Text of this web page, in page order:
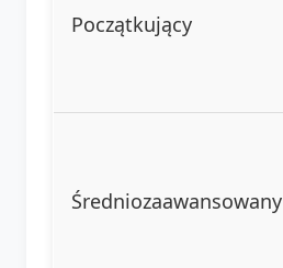
Początkujący
Średniozaawansowany